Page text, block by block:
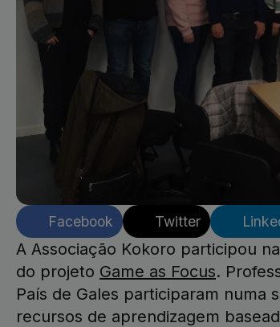
Facebook Twitter
A Associação Kokoro participou
do projeto Game as Focus.
País de Gales participaram numa
recursos de aprendizagem